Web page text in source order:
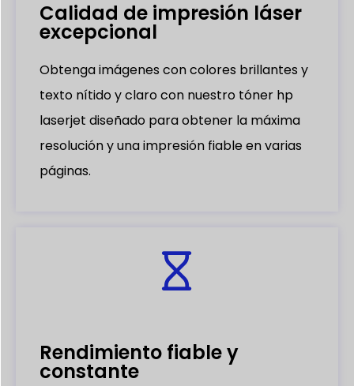
Calidad de impresión láser
excepcional
Obtenga imágenes con colores brillantes y
texto nítido y claro con nuestro tóner hp
laserjet diseñado para obtener la máxima
resolución y una impresión fiable en varias
páginas.
Rendimiento fiable y
constante